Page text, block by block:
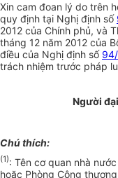
Xin cam đoan lý do trên
quy định tại Nghị định số
2012 của Chính phủ, và
tháng 12 năm 2012 của
điều của Nghị định số
trách nhiệm trước pháp
Người
Chú thích:
(1): Tên cơ quan nhà
hoặc Phòng Công thương